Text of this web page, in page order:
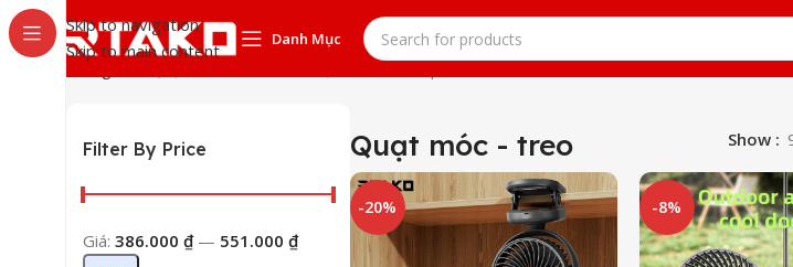
Skip to navigation
Skip to main content
Danh Mục
Trang chủ
Filter By Price
Giá: 386.000 ₫— 551.000 ₫
Quạt móc - treo Show
-20% -8%